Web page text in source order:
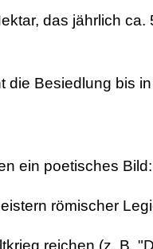
das jährlich
die Besiedlung bis
ein poetisches
römischer
reichen (z. B.